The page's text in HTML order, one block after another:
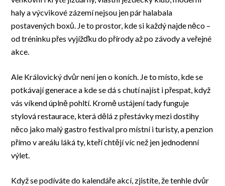
haly a výcvikové zázemí nejsou jen pár halabala
postavených boxů. Je to prostor, kde si každý najde něco –
od tréninku přes vyjížďku do přírody až po závody a veřejné
akce.
Ale Královický dvůr není jen o koních. Je to místo, kde se
potkávají generace a kde se dá s chutí najíst i přespat, když
vás víkend úplně pohltí. Kromě ustájení tady funguje
stylová restaurace, která dělá z přestávky mezi dostihy
něco jako malý gastro festival pro místní i turisty, a penzion
přímo v areálu láká ty, kteří chtějí víc než jen jednodenní
výlet.
Když se podíváte do kalendáře akcí, zjistíte, že tenhle dvůr